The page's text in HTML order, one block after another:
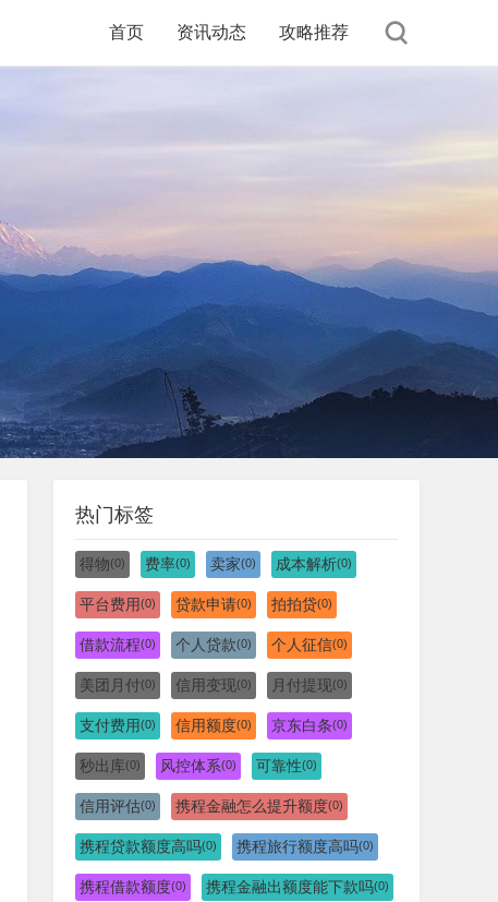
首页 资讯动态 攻略推荐
热门标签
得物(0) 费率(0) 卖家(0) 成本解析(0)
平台费用(0) 贷款申请(0) 拍拍贷(0)
借款流程(0) 个人贷款(0) 个人征信(0)
美团月付(0) 信用变现(0) 月付提现(0)
支付费用(0) 信用额度(0) 京东白条(0)
秒出库(0) 风控体系(0) 可靠性(0)
信用评估(0) 携程金融怎么提升额度(0)
携程贷款额度高吗(0) 携程旅行额度高吗(0)
携程借款额度(0) 携程金融出额度能下款吗(0)